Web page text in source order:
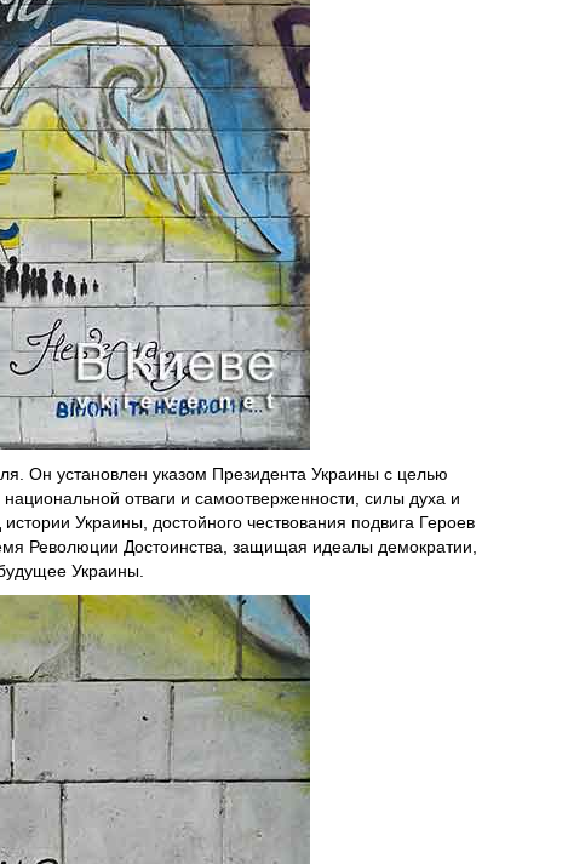
Он установлен указом Президента Украины с целью
отваги и самоотверженности, силы духа и
Украины, достойного чествования подвига Героев
Революции Достоинства, защищая идеалы демократии,
Украины.